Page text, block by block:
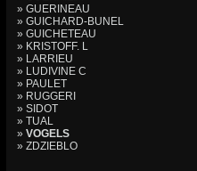
» GUERINEAU
» GUICHARD-BUNEL
» GUICHETEAU
» KRISTOFF. L
» LARRIEU
» LUDIVINE C
» PAULET
» RUGGERI
» SIDOT
» TUAL
» VOGELS
» ZDZIEBLO